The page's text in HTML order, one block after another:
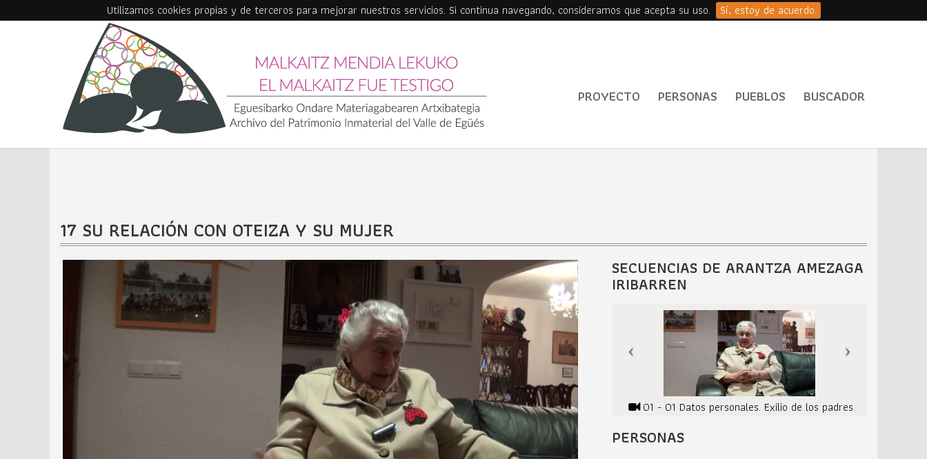
Utilizamos cookies propias y de terceros para mejorar nuestros servicios. Si continua navegando, consideramos que acepta su uso.
Sí, estoy de acuerdo.
PROYECTO PERSONAS PUEBLOS BUSCADOR
17 SU RELACIÓN CON OTEIZA Y SU MUJER
SECUENCIAS DE ARANTZA AMEZAGA
IRIBARREN
01 - 01 Datos personales. Exilio de los padres
PERSONAS